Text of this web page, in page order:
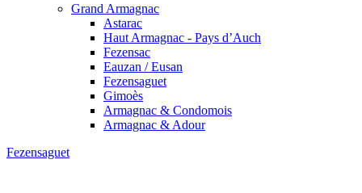
Grand Armagnac
Astarac
Haut Armagnac - Pays d’Auch
Fezensac
Eauzan / Eusan
Fezensaguet
Gimoès
Armagnac & Condomois
Armagnac & Adour
Fezensaguet